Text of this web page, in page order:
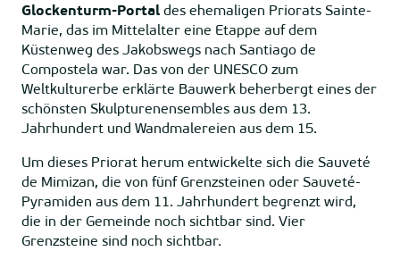
Glockenturm-Portal des ehemaligen Priorats Sainte-
Marie, das im Mittelalter eine Etappe auf dem
Küstenweg des Jakobswegs nach Santiago de
Compostela war. Das von der UNESCO zum
Weltkulturerbe erklärte Bauwerk beherbergt eines der
schönsten Skulpturenensembles aus dem 13.
Jahrhundert und Wandmalereien aus dem 15.
Um dieses Priorat herum entwickelte sich die Sauveté
de Mimizan, die von fünf Grenzsteinen oder Sauveté-
Pyramiden aus dem 11. Jahrhundert begrenzt wird,
die in der Gemeinde noch sichtbar sind. Vier
Grenzsteine sind noch sichtbar.